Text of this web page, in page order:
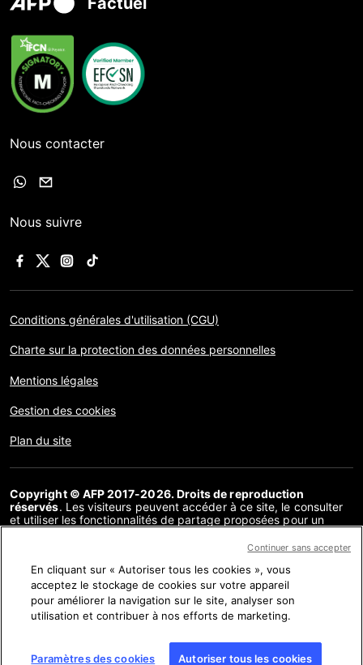
Nous contacter
Nous suivre
Conditions générales d'utilisation (CGU)
Charte sur la protection des données personnelles
Mentions légales
Gestion des cookies
Plan du site
Copyright © AFP 2017-2026. Droits de reproduction
réservés. Les visiteurs peuvent accéder à ce site, le consulter
et utiliser les fonctionnalités de partage proposées pour un
communication au public, distribution de tout ou partie du
soit, sans licence spécifique signée avec l’AFP, est interdite. Les
éléments analysés dans le cadre de chaque factuel sont
présentés ou font l’objet de liens dans la mesure nécessaire à la
bonne compréhension de la vérification de l’information
concernée. L’AFP ne détient pas de licence les concernant et
En cliquant sur « Autoriser tous les cookies », vous
acceptez le stockage de cookies sur votre appareil
pour améliorer la navigation sur le site, analyser son
utilisation et contribuer à nos efforts de marketing.
Paramètres des cookies Autoriser tous les cookies
Continuer sans accepter